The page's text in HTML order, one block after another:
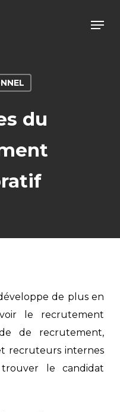
du
de plus en
le recrutement
de recrutement,
recruteurs internes
le candidat